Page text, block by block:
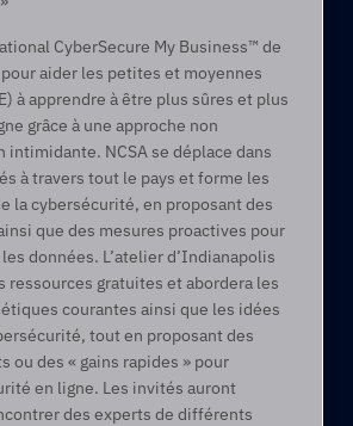
CyberSecure My Business™ de
pour aider les petites et moyennes
à apprendre à être plus sûres et plus
grâce à une approche non
intimidante. NCSA se déplace dans
à travers tout le pays et forme les
la cybersécurité, en proposant des
que des mesures proactives pour
données. L’atelier d’Indianapolis
ressources gratuites et abordera les
courantes ainsi que les idées
tout en proposant des
ou des « gains rapides » pour
en ligne. Les invités auront
des experts de différents